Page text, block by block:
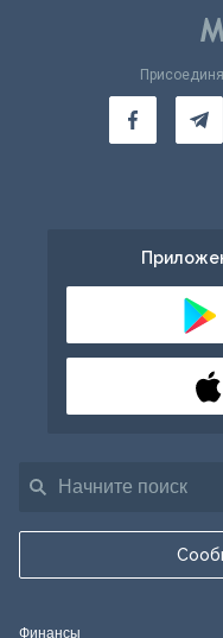
Финансы